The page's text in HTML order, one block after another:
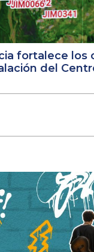
fortalece los
del